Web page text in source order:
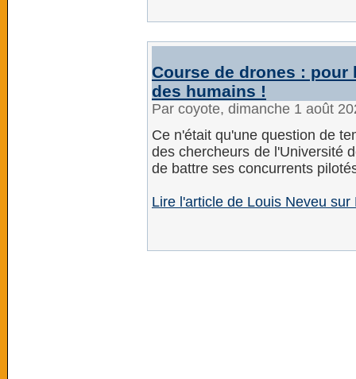
Course de drones : pour
des humains !
Par coyote, dimanche 1 août
Ce n'était qu'une question de
des chercheurs de l'Université
de battre ses concurrents
Lire l'article de Louis Neveu sur